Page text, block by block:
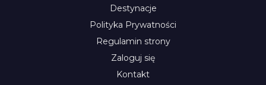
Destynacje
Polityka Prywatności
Regulamin strony
Zaloguj się
Kontakt